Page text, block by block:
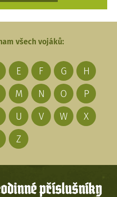
všech vojáků:
E F G
H
M N O
P
U V W
X
Z
příslušníky